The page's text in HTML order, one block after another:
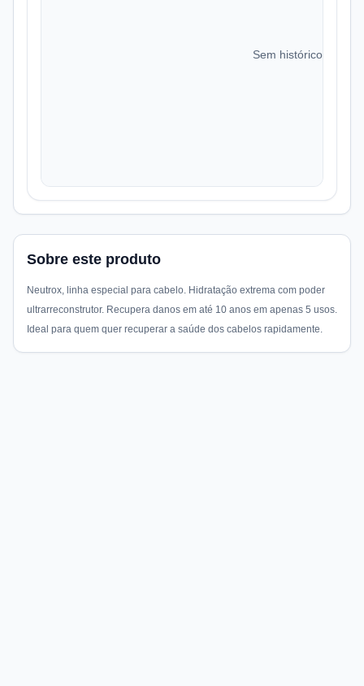
Sem histórico de
Sobre este produto
Neutrox, linha especial para cabelo. Hidratação extrema com poder
ultrarreconstrutor. Recupera danos em até 10 anos em apenas 5 usos.
Ideal para quem quer recuperar a saúde dos cabelos rapidamente.